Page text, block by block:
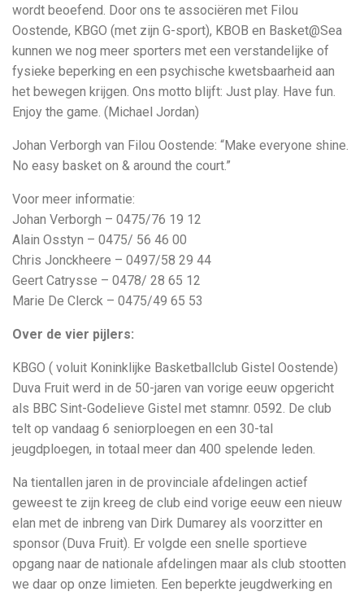
wordt beoefend. Door ons te associëren met Filou
Oostende, KBGO (met zijn G-sport), KBOB en Basket@Sea
kunnen we nog meer sporters met een verstandelijke of
fysieke beperking en een psychische kwetsbaarheid aan
het bewegen krijgen. Ons motto blijft: Just play. Have fun.
Enjoy the game. (Michael Jordan)
Johan Verborgh van Filou Oostende: “Make everyone shine.
No easy basket on & around the court.”
Voor meer informatie:
Johan Verborgh – 0475/76 19 12
Alain Osstyn – 0475/ 56 46 00
Chris Jonckheere – 0497/58 29 44
Geert Catrysse – 0478/ 28 65 12
Marie De Clerck – 0475/49 65 53
Over de vier pijlers:
KBGO ( voluit Koninklijke Basketballclub Gistel Oostende)
Duva Fruit werd in de 50-jaren van vorige eeuw opgericht
als BBC Sint-Godelieve Gistel met stamnr. 0592. De club
telt op vandaag 6 seniorploegen en een 30-tal
jeugdploegen, in totaal meer dan 400 spelende leden.
Na tientallen jaren in de provinciale afdelingen actief
geweest te zijn kreeg de club eind vorige eeuw een nieuw
elan met de inbreng van Dirk Dumarey als voorzitter en
sponsor (Duva Fruit). Er volgde een snelle sportieve
opgang naar de nationale afdelingen maar als club stootten
we daar op onze limieten. Een beperkte jeugdwerking en